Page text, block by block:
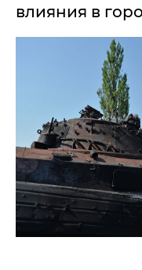
влияния в